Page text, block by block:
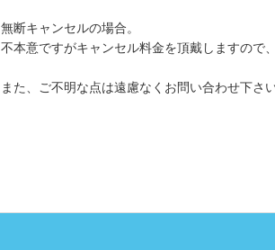
無断キャンセルの場合。
不本意ですがキャンセル料金を頂戴しますので
また、ご不明な点は遠慮なくお問い合わせ下さい